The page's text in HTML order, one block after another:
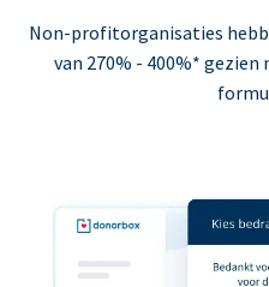
Non-profitorganisaties
van 270% - 400%*